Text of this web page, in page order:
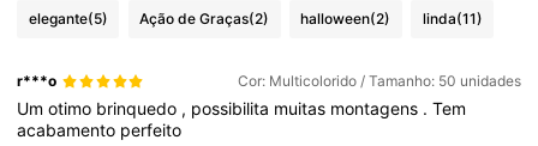
elegante(5) Ação de Graças(2) halloween(2) linda(11)
r***o Cor: Multicolorido / Tamanho: 50 unidades
Umotimo brinquedo , possibilita muitas montagens .Tem
acabamento perfeito